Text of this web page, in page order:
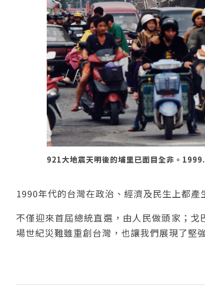
921大地震天明後的埔里已面目全非。
1990年代的台灣在政治、經濟及民生上都
不僅迎來首屆總統直選，由人民做頭家；
場世紀災難雖重創台灣，也讓我們展現了堅